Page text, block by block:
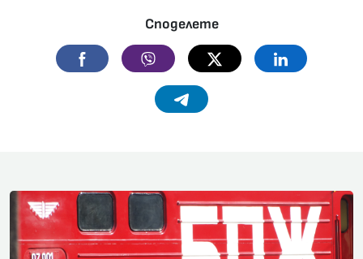
Споделете
Facebook Viber Twitter Linkedin
Telegram